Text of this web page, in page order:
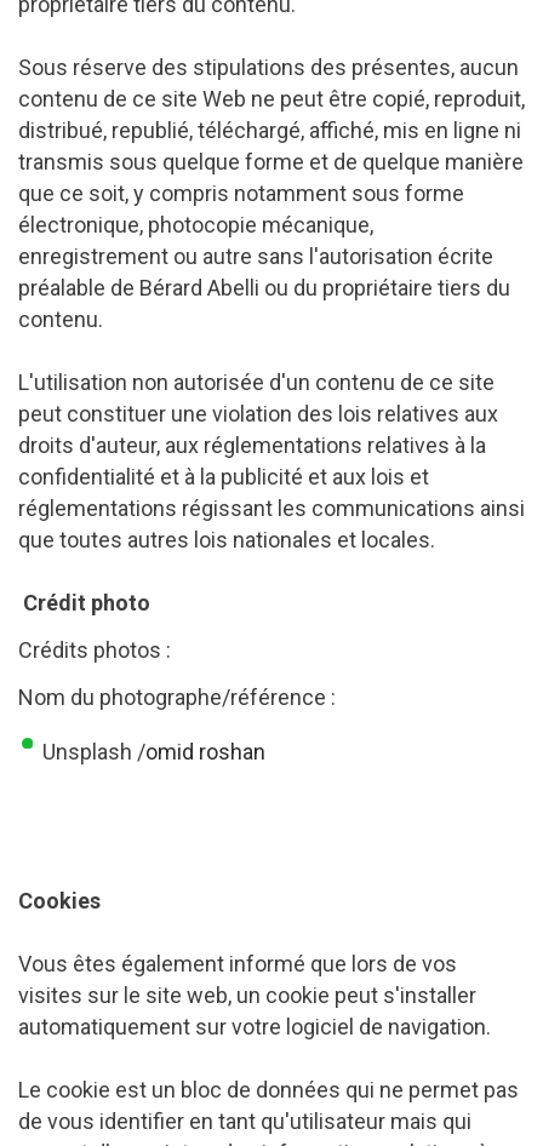
Sous réserve des stipulations des présentes, aucun
contenu de ce site Web ne peut être copié, reproduit,
distribué, republié, téléchargé, affiché, mis en ligne ni
transmis sous quelque forme et de quelque manière
que ce soit, y compris notamment sous forme
électronique, photocopie mécanique,
enregistrement ou autre sans l'autorisation écrite
préalable de Bérard Abelli ou du propriétaire tiers du
contenu.
L'utilisation non autorisée d'un contenu de ce site
peut constituer une violation des lois relatives aux
droits d'auteur, aux réglementations relatives à la
confidentialité et à la publicité et aux lois et
réglementations régissant les communications ainsi
que toutes autres lois nationales et locales.
Crédit photo
Crédits photos :
Nom du photographe/référence :
Unsplash /omid roshan
Cookies
Vous êtes également informé que lors de vos
visites sur le site web, un cookie peut s'installer
automatiquement sur votre logiciel de navigation.
Le cookie est un bloc de données qui ne permet pas
de vous identifier en tant qu'utilisateur mais qui